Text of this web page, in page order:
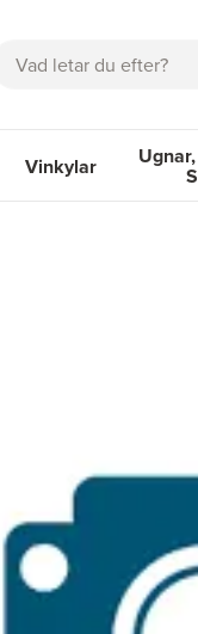
Sök
Vinkylar